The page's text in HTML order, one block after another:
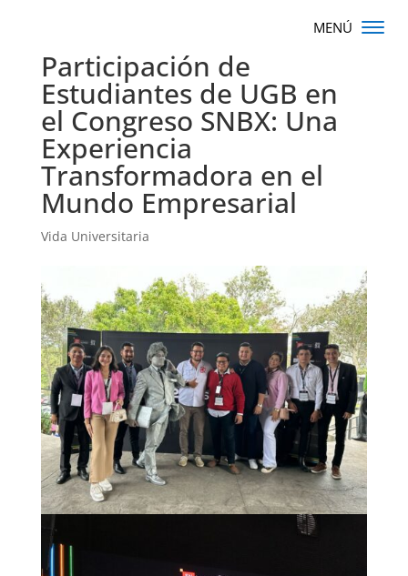
Participación de
Estudiantes de UGB en
el Congreso SNBX: Una
Experiencia
Transformadora en el
Mundo Empresarial
Vida Universitaria